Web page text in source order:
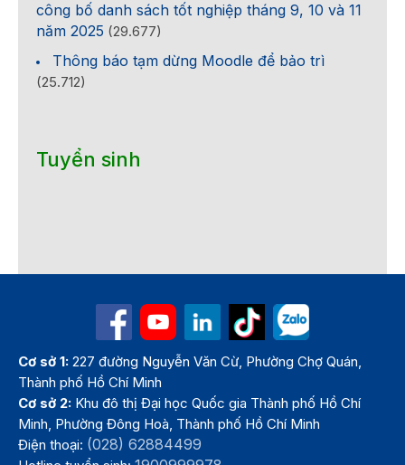
công bố danh sách tốt nghiệp tháng 9, 10 và 11
năm 2025 (29.677)
Thông báo tạm dừng Moodle để bảo trì
(25.712)
Tuyển sinh
Cơ sở 1: 227 đường Nguyễn Văn Cừ, Phường Chợ Quán,
Thành phố Hồ Chí Minh
Cơ sở 2: Khu đô thị Đại học Quốc gia Thành phố Hồ Chí
Minh, Phường Đông Hoà, Thành phố Hồ Chí Minh
Điện thoại: (028) 62884499